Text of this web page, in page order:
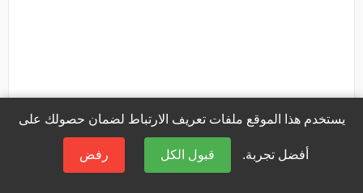
يستخدم هذا الموقع ملفات تعريف الارتباط لضمان حصولك على
أفضل تجربة. قبول الكل رفض